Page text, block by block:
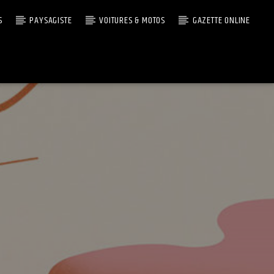
PAYSAGISTE VOITURES & MOTOS GAZETTE ONLINE